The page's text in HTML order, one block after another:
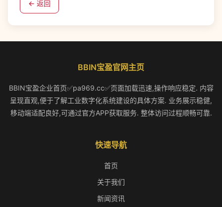
← 返回
BBIN宝盈官网主页
BBIN宝盈企业首页✅pa969.cc✅页面加载迅速,操作响应稳定. 内容
呈现直观,便于了解工业数字化系统建设的具体方案. 业务展示稳健,
移动端适配良好,可通过官方APP获取服务. 整体访问过程顺畅可靠.
快速导航
首页
关于我们
新闻资讯